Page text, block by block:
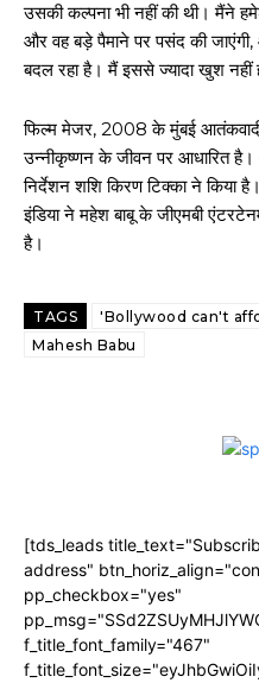
उसकी कल्पना भी नहीं की थी। मैंने
और वह बड़े पैमाने पर पसंद की जाएंगी,
बदल रहा है। मैं इससे ज्यादा खुश नहीं
फिल्म मेजर, 2008 के मुंबई
उन्नीकृष्णन के जीवन पर आधारित
निर्देशन शशि किरण टिक्का ने किया है।
इंडिया ने महेश बाबू के जीएमबी
है।
TAGS 'Bollywood can't
Mahesh Babu
[tds_leads
address"
pp_checkbox="yes"
f_title_font_family="467"